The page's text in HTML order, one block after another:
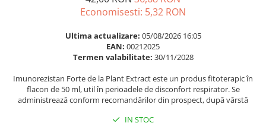
Slabire si control greutate
Supliment Complexe
Supliment Fier
Supliment Magneziu
Economisesti: 5,32 RON
Ultima actualizare: 05/08/2026 16:05
EAN: 00212025
Termen valabilitate: 30/11/2028
Imunorezistan Forte de la Plant Extract este un produs fitoterapic în
flacon de 50 ml, util în perioadele de disconfort respirator. Se
administrează conform recomandărilor din prospect, după vârstă
IN STOC